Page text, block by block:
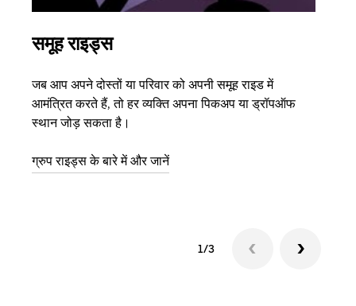
समूह राइड्स
जब आप अपने दोस्तों या परिवार को अपनी समूह राइड में
आमंत्रित करते हैं, तो हर व्यक्ति अपना पिकअप या ड्रॉपऑफ
स्थान जोड़ सकता है।
ग्रुप राइड्स के बारे में और जानें
1/3